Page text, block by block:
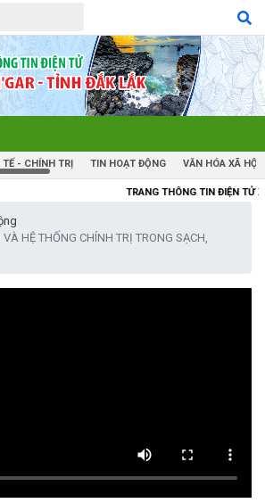
Tiếng Việt Tiếng Anh
TẾ - CHÍNH TRỊ TIN HOẠT ĐỘNG VĂN HÓA XÃ HỘI
TRANG THÔNG TIN ĐIỆN TỬ XÃ CƯM'GAR,
HỆ THỐNG CHÍNH TRỊ TRONG SẠCH,
SĨ